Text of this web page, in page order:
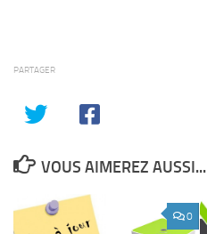
PARTAGER
VOUS AIMEREZ AUSSI...
0